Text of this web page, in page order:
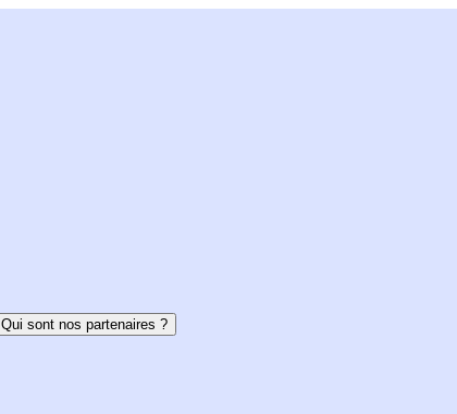
Qui sont nos partenaires ?